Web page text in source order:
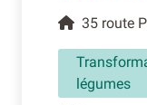
35 route
légumes